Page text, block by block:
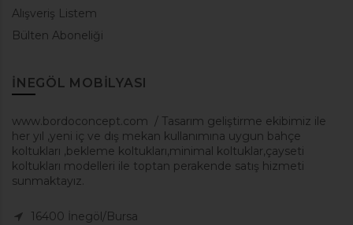
Alışveriş Listem
Bülten Aboneliği
INEGÖL MOBILYASI
www.bordoconcept.com / Tasarım geliştirme ekibimiz ile
her yıl ,yeni iç ve dış mekan kullanımına uygun bahçe
koltukları ,bekleme koltukları,minimal koltuklar,çayseti
koltukları modelleri ile toptan perakende satış hizmeti
sunmaktayız.
16400 İnegöl/Bursa